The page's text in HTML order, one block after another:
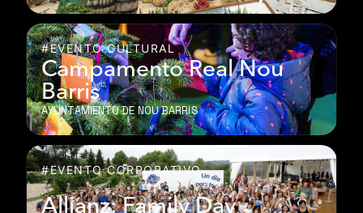
#EVENTO CULTURAL
Campamento Real Nou
Barris
AYUNTAMIENTO DE NOU BARRIS
#EVENTO CORPORATIVO
Allianz: Family Day